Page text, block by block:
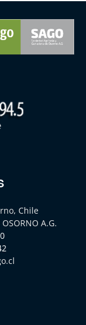
Chile
OSORNO A.G.